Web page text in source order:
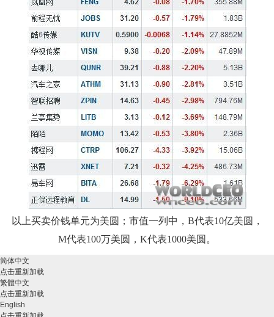
以上买卖价钱单元为美圆；市值一列中，B代表10亿美圆，
M代表100万美圆，K代表1000美圆。
简体中文
点击重新加载
繁體中文
点击重新加载
English